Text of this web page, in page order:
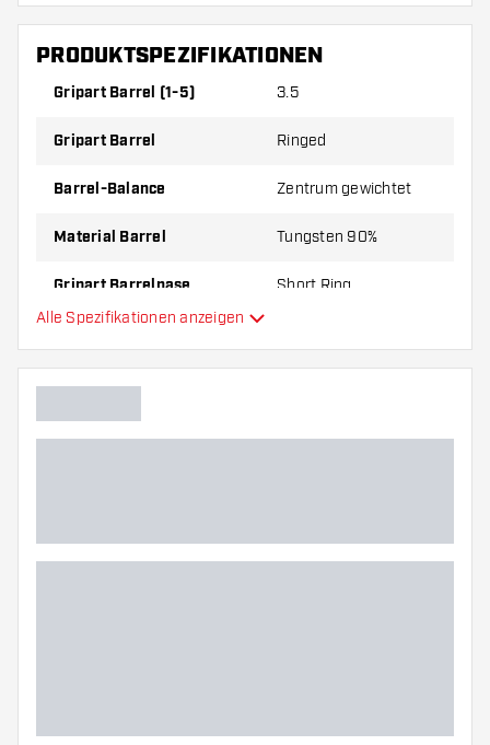
3 Flights und 3 Shafts.
PRODUKTSPEZIFIKATIONEN
Gripart Barrel (1-5) 3.5
Gripart Barrel Ringed
Barrel-Balance Zentrum gewichtet
Material Barrel Tungsten 90%
Gripart Barrelnase Short Ring
Barrelfarbe
Alle Spezifikationen anzeigen